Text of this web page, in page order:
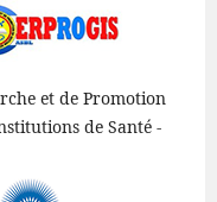
et de Promotion
de Santé -